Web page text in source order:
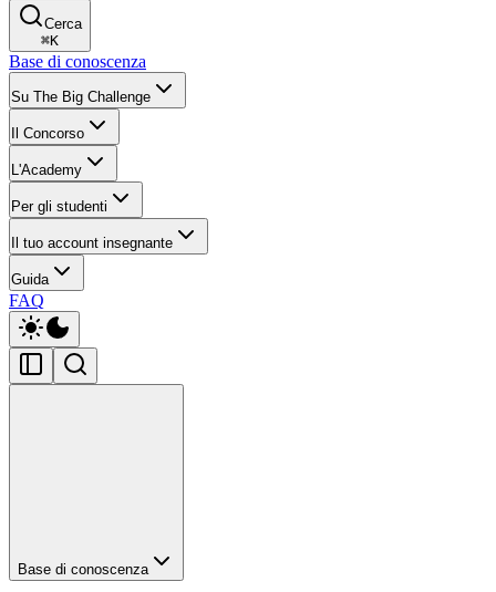
Cerca
⌘K
Base di conoscenza
Su The Big Challenge
Il Concorso
L'Academy
Per gli studenti
Il tuo account insegnante
Guida
FAQ
Base di conoscenza